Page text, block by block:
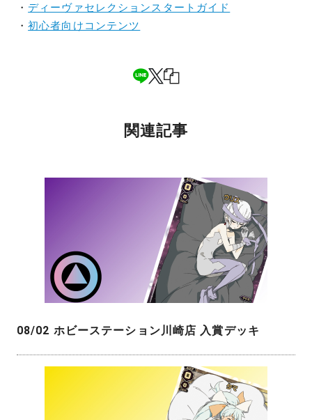
・ ディーヴァセレクションスタートガイド
・初心者向けコンテンツ
関連記事
08/02 ホビーステーション川崎店 入賞デッキ